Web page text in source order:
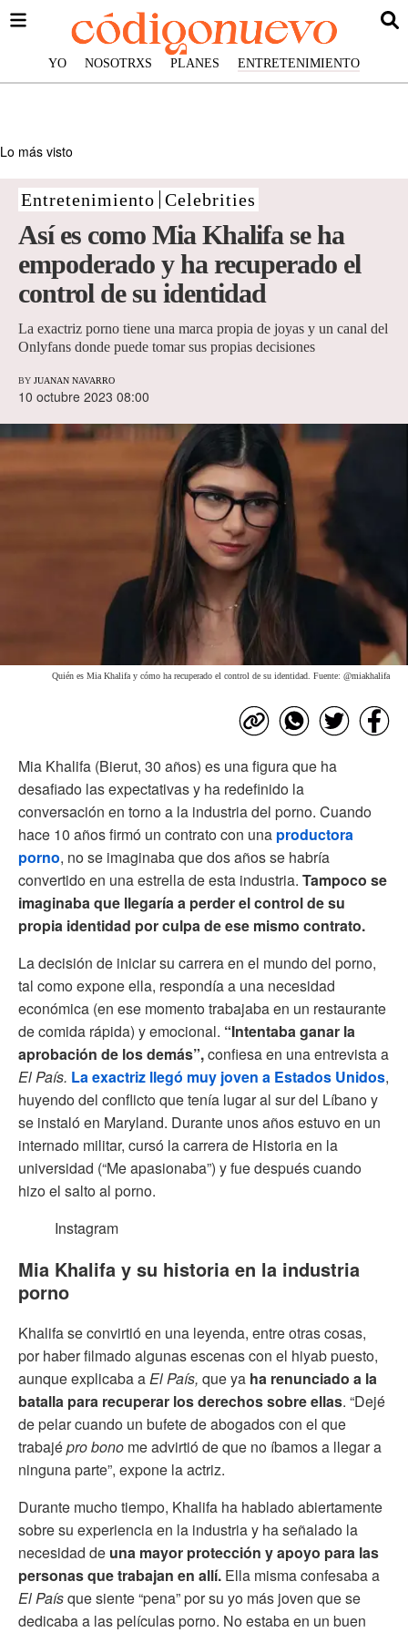
YO NOSOTRXS PLANES ENTRETENIMIENTO
Lo más visto
Entretenimiento Celebrities
Así es como Mia Khalifa se ha
empoderado y ha recuperado el
control de su identidad
La exactriz porno tiene una marca propia de joyas y un canal del
Onlyfans donde puede tomar sus propias decisiones
BY JUANAN NAVARRO
10 octubre 2023 08:00
Quién es Mia Khalifa y cómo ha recuperado el control de su identidad. Fuente: @miakhalifa
Mia Khalifa (Bierut, 30 años) es una figura que ha
desafiado las expectativas y ha redefinido la
conversación en torno a la industria del porno. Cuando
hace 10 años firmó un contrato con una productora
porno, no se imaginaba que dos años se habría
convertido en una estrella de esta industria. Tampoco se
imaginaba que llegaría a perder el control de su
propia identidad por culpa de ese mismo contrato.
La decisión de iniciar su carrera en el mundo del porno,
tal como expone ella, respondía a una necesidad
económica (en ese momento trabajaba en un restaurante
de comida rápida) y emocional. “Intentaba ganar la
aprobación de los demás”,confiesa en una entrevista a
El País. La exactriz llegó muy joven a Estados Unidos,
huyendo del conflicto que tenía lugar al sur del Líbano y
se instaló en Maryland. Durante unos años estuvo en un
internado militar, cursó la carrera de Historia en la
universidad (“Me apasionaba”) y fue después cuando
hizo el salto al porno.
Instagram
Mia Khalifa y su historia en la industria
porno
Khalifa se convirtió en una leyenda, entre otras cosas,
por haber filmado algunas escenas con el hiyab puesto,
aunque explicaba aEl País, que ya ha renunciado a la
batalla para recuperar los derechos sobre ellas. “Dejé
de pelar cuando un bufete de abogados con el que
trabajépro bono me advirtió de que no íbamos a llegar a
ninguna parte”, expone la actriz.
Durante mucho tiempo, Khalifa ha hablado abiertamente
sobre su experiencia en la industria y ha señalado la
necesidad de una mayor protección y apoyo para las
personas que trabajan en allí. Ella misma confesaba a
ElPaísque siente “pena” por su yo más joven que se
dedicaba a las películas porno. No estaba en un buen